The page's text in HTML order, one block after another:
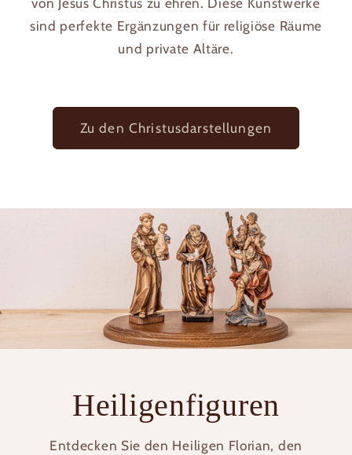
sind perfekte Ergänzungen für religiöse Räume
und private Altäre.
Zu den Christusdarstellungen
Heiligenfiguren
Entdecken Sie den Heiligen Florian, den